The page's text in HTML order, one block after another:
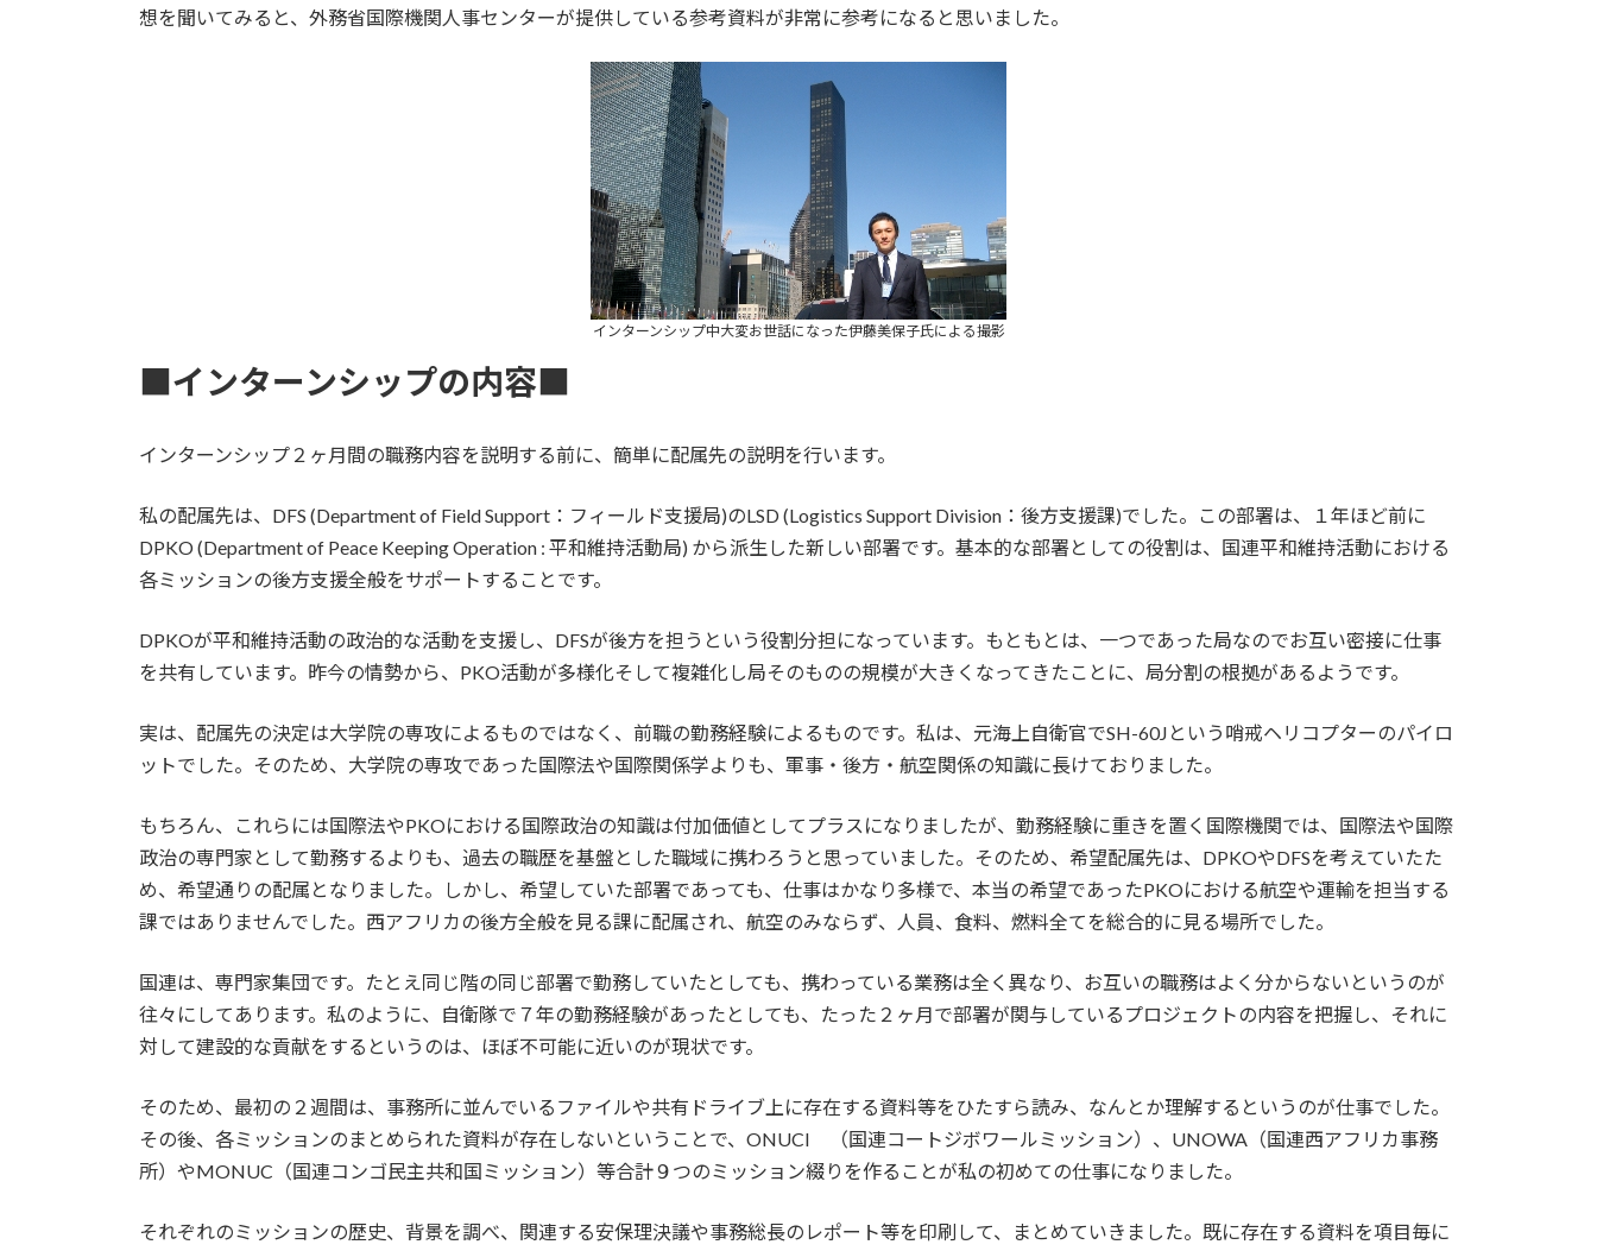
想を聞いてみると、外務省国際機関人事センターが提供している参考資料が非常に参考になると思いました。
インターンシップ中大変お世話になった伊藤美保子氏による撮影
■インターンシップの内容■
インターンシップ２ヶ月間の職務内容を説明する前に、簡単に配属先の説明を行います。
私の配属先は、DFS (Department of Field Support：フィールド支援局)のLSD (Logistics Support Division：後方支援課)でした。この部署は、１年ほど前に
DPKO (Department of Peace Keeping Operation : 平和維持活動局) から派生した新しい部署です。基本的な部署としての役割は、国連平和維持活動における
各ミッションの後方支援全般をサポートすることです。
DPKOが平和維持活動の政治的な活動を支援し、DFSが後方を担うという役割分担になっています。もともとは、一つであった局なのでお互い密接に仕事
を共有しています。昨今の情勢から、PKO活動が多様化そして複雑化し局そのものの規模が大きくなってきたことに、局分割の根拠があるようです。
実は、配属先の決定は大学院の専攻によるものではなく、前職の勤務経験によるものです。私は、元海上自衛官でSH-60Jという哨戒ヘリコプターのパイロ
ットでした。そのため、大学院の専攻であった国際法や国際関係学よりも、軍事・後方・航空関係の知識に長けておりました。
もちろん、これらには国際法やPKOにおける国際政治の知識は付加価値としてプラスになりましたが、勤務経験に重きを置く国際機関では、国際法や国際
政治の専門家として勤務するよりも、過去の職歴を基盤とした職域に携わろうと思っていました。そのため、希望配属先は、DPKOやDFSを考えていたた
め、希望通りの配属となりました。しかし、希望していた部署であっても、仕事はかなり多様で、本当の希望であったPKOにおける航空や運輸を担当する
課ではありませんでした。西アフリカの後方全般を見る課に配属され、航空のみならず、人員、食料、燃料全てを総合的に見る場所でした。
国連は、専門家集団です。たとえ同じ階の同じ部署で勤務していたとしても、携わっている業務は全く異なり、お互いの職務はよく分からないというのが
往々にしてあります。私のように、自衛隊で７年の勤務経験があったとしても、たった２ヶ月で部署が関与しているプロジェクトの内容を把握し、それに
対して建設的な貢献をするというのは、ほぼ不可能に近いのが現状です。
そのため、最初の２週間は、事務所に並んでいるファイルや共有ドライブ上に存在する資料等をひたすら読み、なんとか理解するというのが仕事でした。
その後、各ミッションのまとめられた資料が存在しないということで、ONUCI （国連コートジボワールミッション）、UNOWA（国連西アフリカ事務
所）やMONUC（国連コンゴ民主共和国ミッション）等合計９つのミッション綴りを作ることが私の初めての仕事になりました。
それぞれのミッションの歴史、背景を調べ、関連する安保理決議や事務総長のレポート等を印刷して、まとめていきました。既に存在する資料を項目毎に